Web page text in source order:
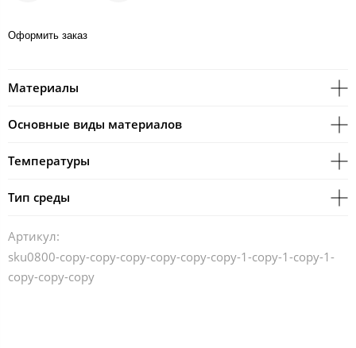
Оформить заказ
Материалы
Основные виды материалов
Температуры
Тип среды
Артикул:
sku0800-copy-copy-copy-copy-copy-copy-1-copy-1-copy-1-
copy-copy-copy